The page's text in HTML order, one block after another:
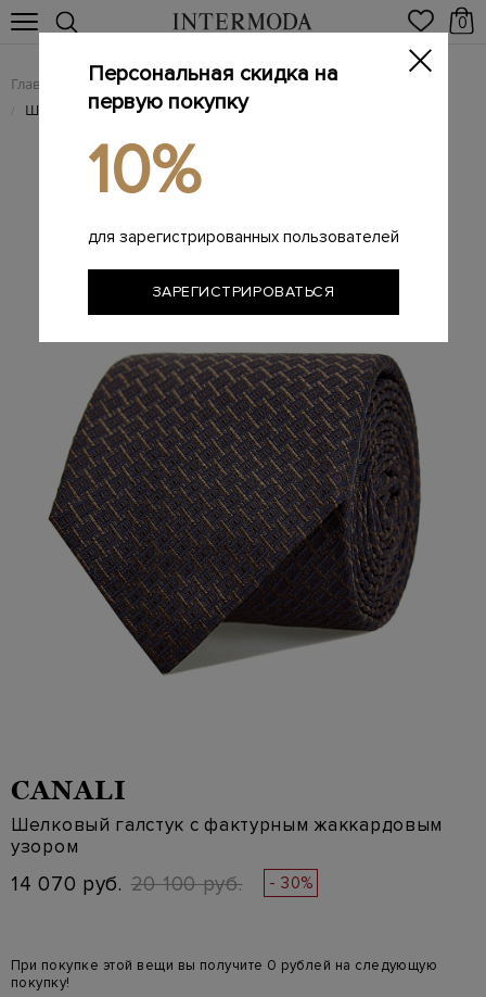
0
Главная Мужчинам / Аксессуары / Галстуки
/ Шелковый галстук с фактурным жаккардовым узором
CANALI
Шелковый галстук с фактурным жаккардовым
узором
14 070 руб. 20 100 руб. - 30%
При покупке этой вещи вы получите 0 рублей на следующую
покупку!
Персональная скидка на
первую покупку
10%
для зарегистрированных пользователей
ЗАРЕГИСТРИРОВАТЬСЯ